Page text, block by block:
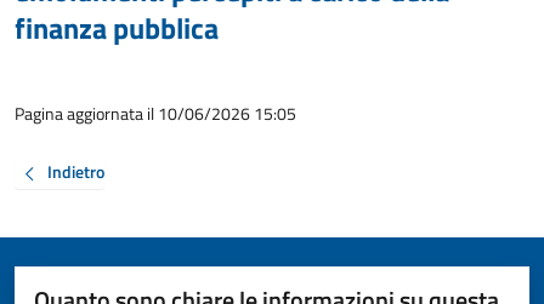
finanza pubblica
Pagina aggiornata il 10/06/2026 15:05
Indietro